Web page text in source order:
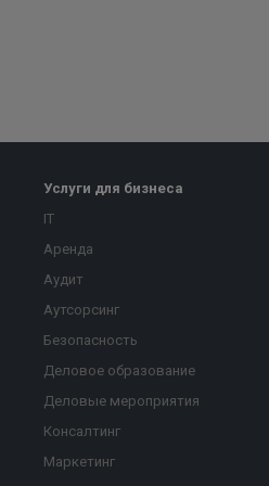
Услуги для бизнеса
IT
Аренда
Аудит
Аутсорсинг
Безопасность
Деловое образование
Деловые мероприятия
Консалтинг
Маркетинг